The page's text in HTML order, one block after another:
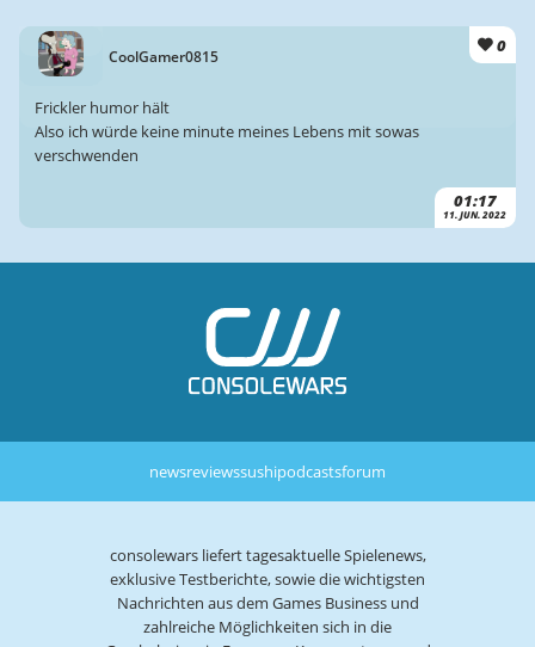
CoolGamer0815
0
01:17
11. JUN. 2022
Frickler humor hält
Also ich würde keine minute meines Lebens mit sowas
verschwenden
newsreviewssushipodcastsforum
consolewars liefert tagesaktuelle Spielenews,
exklusive Testberichte, sowie die wichtigsten
Nachrichten aus dem Games Business und
zahlreiche Möglichkeiten sich in die